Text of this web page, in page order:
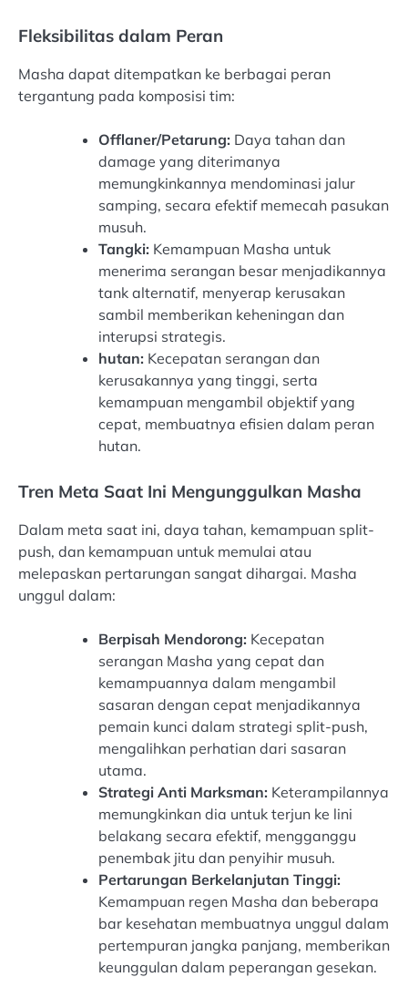
Fleksibilitas dalam Peran
Masha dapat ditempatkan ke berbagai peran
tergantung pada komposisi tim:
Offlaner/Petarung: Daya tahan dan
damage yang diterimanya
memungkinkannya mendominasi jalur
samping, secara efektif memecah pasukan
musuh.
Tangki: Kemampuan Masha untuk
menerima serangan besar menjadikannya
tank alternatif, menyerap kerusakan
sambil memberikan keheningan dan
interupsi strategis.
hutan: Kecepatan serangan dan
kerusakannya yang tinggi, serta
kemampuan mengambil objektif yang
cepat, membuatnya efisien dalam peran
hutan.
Tren Meta Saat Ini Mengunggulkan Masha
Dalam meta saat ini, daya tahan, kemampuan split-
push, dan kemampuan untuk memulai atau
melepaskan pertarungan sangat dihargai. Masha
unggul dalam:
Berpisah Mendorong: Kecepatan
serangan Masha yang cepat dan
kemampuannya dalam mengambil
sasaran dengan cepat menjadikannya
pemain kunci dalam strategi split-push,
mengalihkan perhatian dari sasaran
utama.
Strategi Anti Marksman: Keterampilannya
memungkinkan dia untuk terjun ke lini
belakang secara efektif, mengganggu
penembak jitu dan penyihir musuh.
Pertarungan Berkelanjutan Tinggi:
Kemampuan regen Masha dan beberapa
bar kesehatan membuatnya unggul dalam
pertempuran jangka panjang, memberikan
keunggulan dalam peperangan gesekan.